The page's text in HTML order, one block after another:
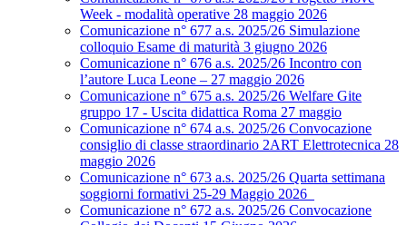
Week - modalità operative 28 maggio 2026
Comunicazione n° 677 a.s. 2025/26 Simulazione
colloquio Esame di maturità 3 giugno 2026
Comunicazione n° 676 a.s. 2025/26 Incontro con
l’autore Luca Leone – 27 maggio 2026
Comunicazione n° 675 a.s. 2025/26 Welfare Gite
gruppo 17 - Uscita didattica Roma 27 maggio
Comunicazione n° 674 a.s. 2025/26 Convocazione
consiglio di classe straordinario 2ART Elettrotecnica 28
maggio 2026
Comunicazione n° 673 a.s. 2025/26 Quarta settimana
soggiorni formativi 25-29 Maggio 2026
Comunicazione n° 672 a.s. 2025/26 Convocazione